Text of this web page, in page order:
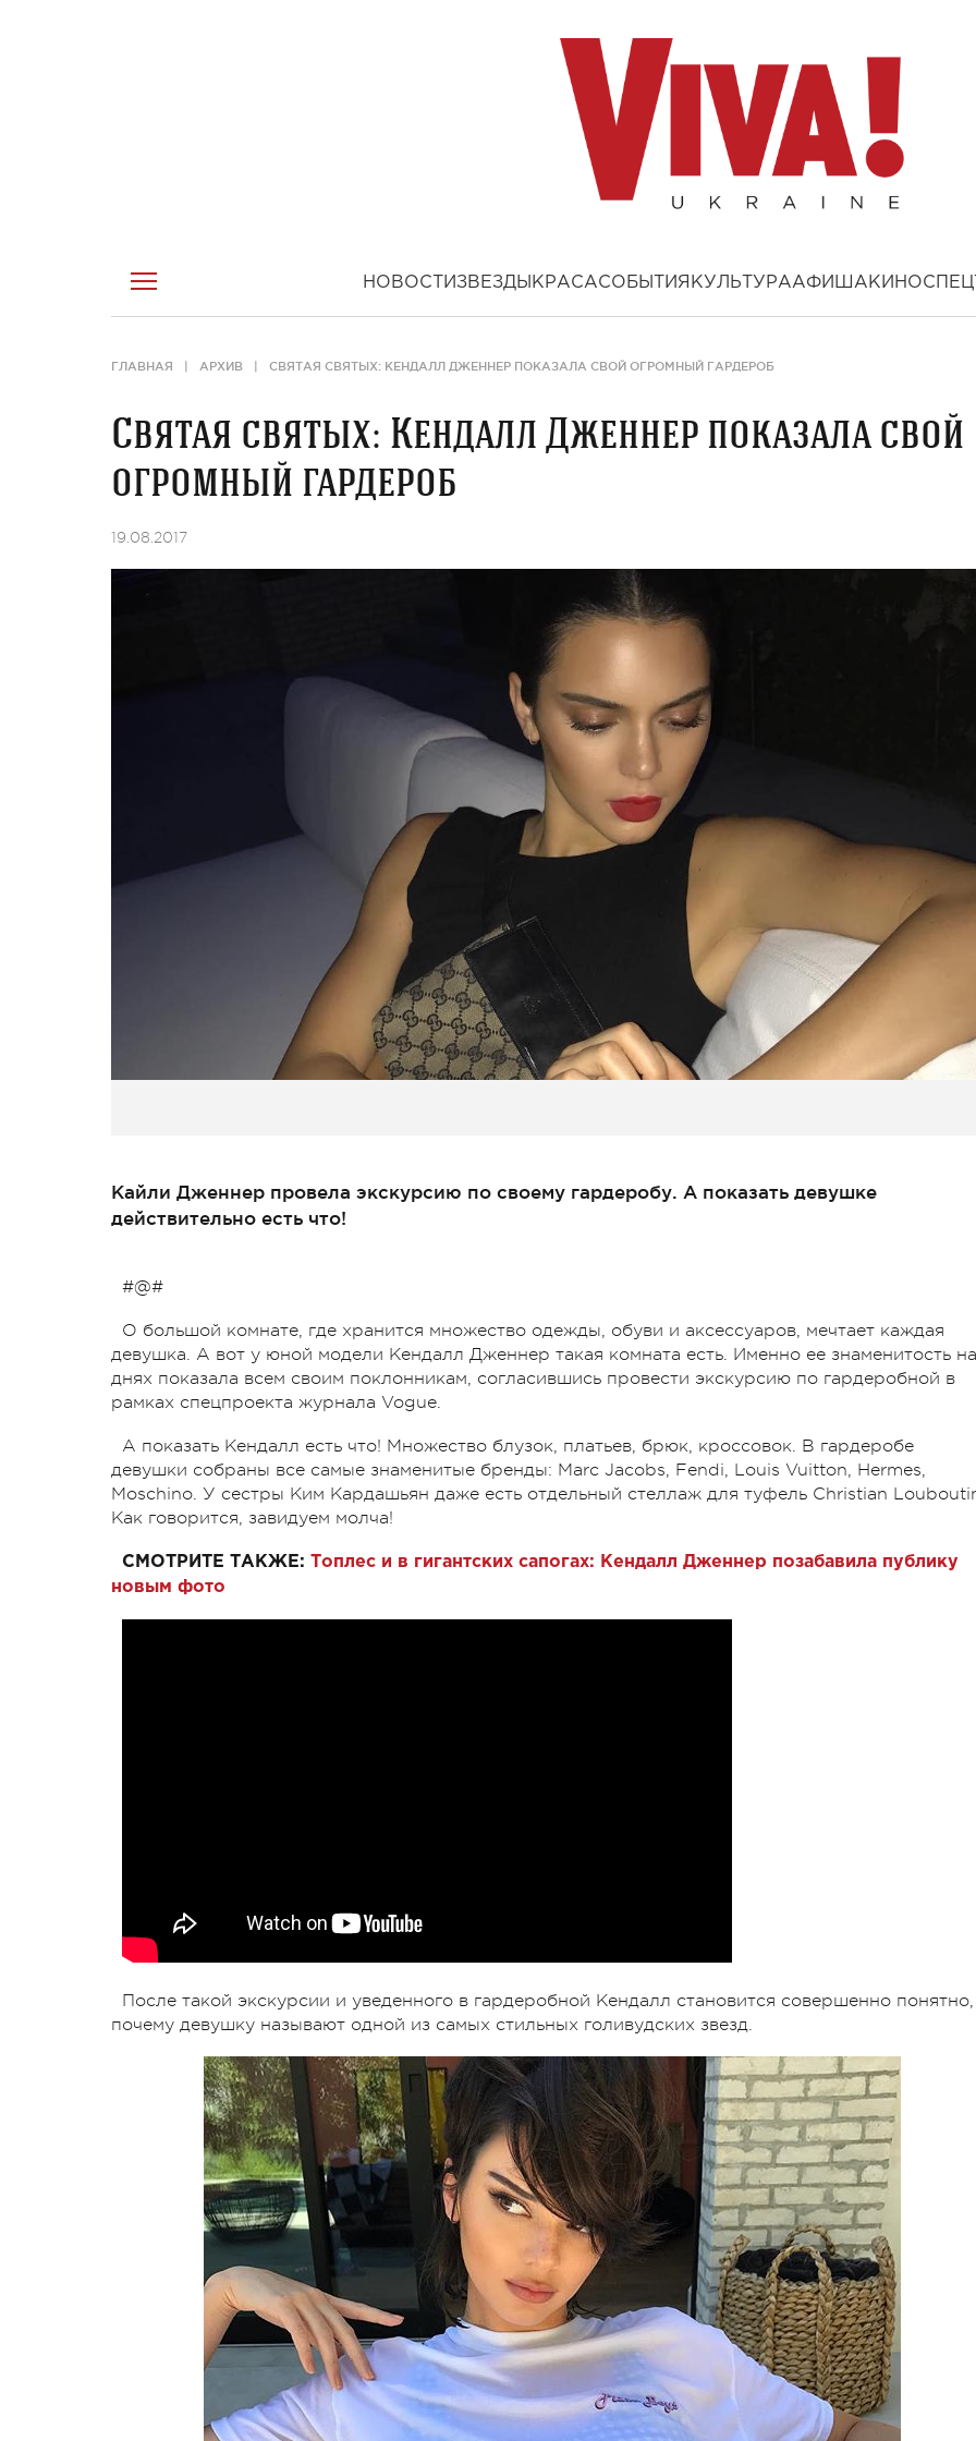
НОВОСТИ ЗВЕЗДЫ КРАСАСОБЫТИЯ КУЛЬТУРААФИША КИНО
ГЛАВНАЯ АРХИВ СВЯТАЯ СВЯТЫХ: КЕНДАЛЛ ДЖЕННЕР ПОКАЗАЛА СВОЙ ОГРОМНЫЙ ГАРДЕРОБ
Святая святых: Кендалл Дженнер показала свой
огромный гардероб
19.08.2017
Кайли Дженнер провела экскурсию по своему гардеробу. А показать девушке
действительно есть что!
#@#
О большой комнате, где хранится множество одежды, обуви и аксессуаров, мечтает каждая
девушка. А вот у юной модели Кендалл Дженнер такая комната есть. Именно ее знаменитость на
днях показала всем своим поклонникам, согласившись провести экскурсию по гардеробной в
рамках спецпроекта журнала Vogue.
А показать Кендалл есть что! Множество блузок, платьев, брюк, кроссовок. В гардеробе
девушки собраны все самые знаменитые бренды: Marc Jacobs, Fendi, Louis Vuitton, Hermes,
Moschino. У сестры Ким Кардашьян даже есть отдельный стеллаж для туфель Christian
Как говорится, завидуем молча!
СМОТРИТЕ ТАКЖЕ: Топлес и в гигантских сапогах: Кендалл Дженнер позабавила публику
новым фото
После такой экскурсии и уведенного в гардеробной Кендалл становится совершенно понятно,
почему девушку называют одной из самых стильных голивудских звезд.